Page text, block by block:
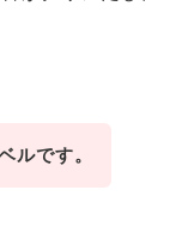
ルです。